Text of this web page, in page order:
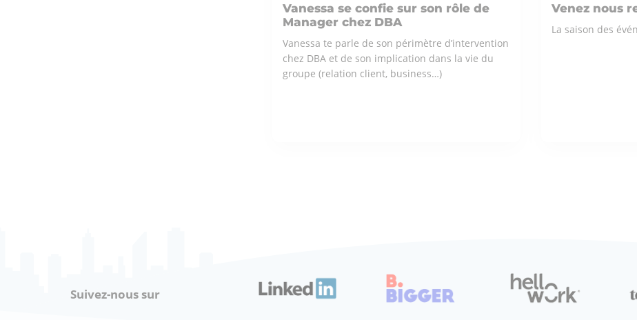
Vanessa se confie sur son rôle de
Manager chez DBA
Vanessa te parle de son périmètre d’intervention
chez DBA et de son implication dans la vie du
groupe (relation client, business…)
Venez nous
La saison des
Suivez-nous sur